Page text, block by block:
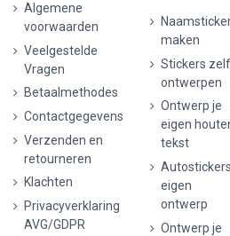
Algemene
voorwaarden
Veelgestelde
Vragen
Betaalmethodes
Contactgegevens
Verzenden en
retourneren
Klachten
Privacyverklaring
AVG/GDPR
maken
Stickers zelf
ontwerpen
Ontwerp je
eigen
tekst
Autostickers
eigen
ontwerp
Ontwerp je